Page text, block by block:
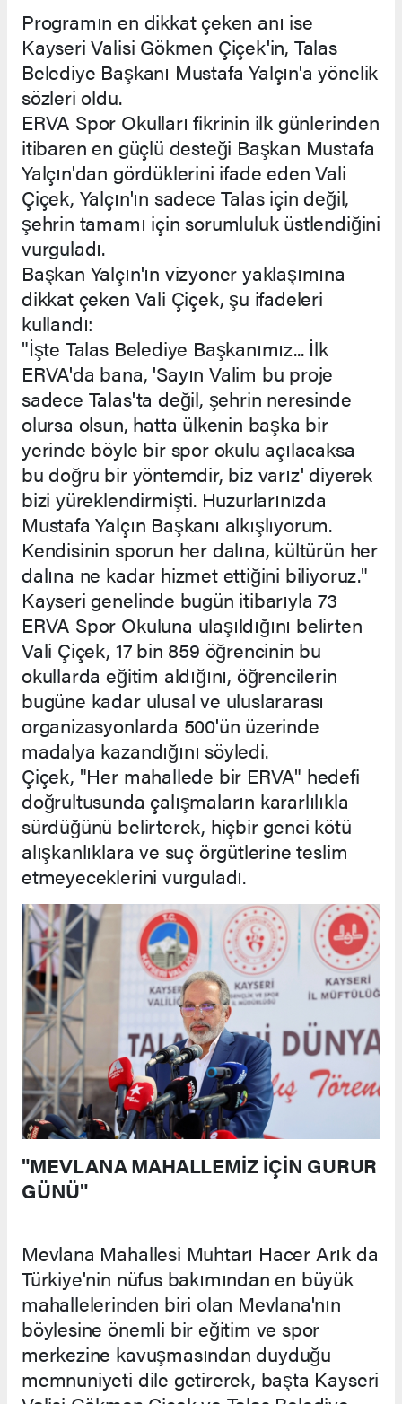
Programın en dikkat çeken anı ise
Kayseri Valisi Gökmen Çiçek'in, Talas
Belediye Başkanı Mustafa Yalçın'a yönelik
sözleri oldu.
ERVA Spor Okulları fikrinin ilk günlerinden
itibaren en güçlü desteği Başkan Mustafa
Yalçın'dan gördüklerini ifade eden Vali
Çiçek, Yalçın'ın sadece Talas için değil,
şehrin tamamı için sorumluluk üstlendiğini
vurguladı.
Başkan Yalçın'ın vizyoner yaklaşımına
dikkat çeken Vali Çiçek, şu ifadeleri
kullandı:
"İşte Talas Belediye Başkanımız... İlk
ERVA'da bana, 'Sayın Valim bu proje
sadece Talas'ta değil, şehrin neresinde
olursa olsun, hatta ülkenin başka bir
yerinde böyle bir spor okulu açılacaksa
bu doğru bir yöntemdir, biz varız' diyerek
bizi yüreklendirmişti. Huzurlarınızda
Mustafa Yalçın Başkanı alkışlıyorum.
Kendisinin sporun her dalına, kültürün her
dalına ne kadar hizmet ettiğini biliyoruz."
Kayseri genelinde bugün itibarıyla 73
ERVA Spor Okuluna ulaşıldığını belirten
Vali Çiçek, 17 bin 859 öğrencinin bu
okullarda eğitim aldığını, öğrencilerin
bugüne kadar ulusal ve uluslararası
organizasyonlarda 500'ün üzerinde
madalya kazandığını söyledi.
Çiçek, "Her mahallede bir ERVA" hedefi
doğrultusunda çalışmaların kararlılıkla
sürdüğünü belirterek, hiçbir genci kötü
alışkanlıklara ve suç örgütlerine teslim
etmeyeceklerini vurguladı.
"MEVLANA MAHALLEMİZ İÇİN GURUR
GÜNÜ"
Mevlana Mahallesi Muhtarı Hacer Arık da
Türkiye'nin nüfus bakımından en büyük
mahallelerinden biri olan Mevlana'nın
böylesine önemli bir eğitim ve spor
merkezine kavuşmasından duyduğu
memnuniyeti dile getirerek, başta Kayseri